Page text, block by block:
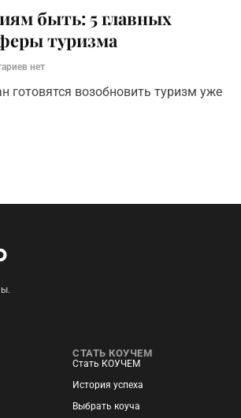
быть: 5 главных
туризма
нет
готовятся возобновить туризм уже
СТАТЬ КОУЧЕМ
Стать КОУЧЕМ
История успеха
Выбрать коуча